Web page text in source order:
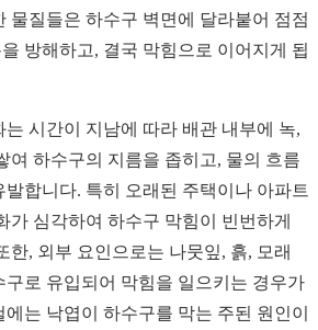
물질들은 하수구 벽면에 달라붙어 점점
방해하고, 결국 막힘으로 이어지게 됩
시간이 지남에 따라 배관 내부에 녹,
여 하수구의 지름을 좁히고, 물의 흐름
합니다. 특히 오래된 주택이나 아파트
가 심각하여 하수구 막힘이 빈번하게
한, 외부 요인으로는 나뭇잎, 흙, 모래
구로 유입되어 막힘을 일으키는 경우가
는 낙엽이 하수구를 막는 주된 원인이